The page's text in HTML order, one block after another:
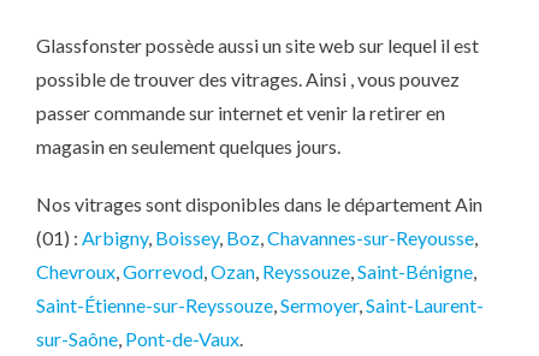
Glassfonster possède aussi un site web sur lequel il est
possible de trouver des vitrages. Ainsi , vous pouvez
passer commande sur internet et venir la retirer en
magasin en seulement quelques jours.
Nos vitrages sont disponibles dans le département Ain
(01) : Arbigny, Boissey, Boz, Chavannes-sur-Reyousse,
Chevroux, Gorrevod, Ozan, Reyssouze, Saint-Bénigne,
Saint-Étienne-sur-Reyssouze, Sermoyer, Saint-Laurent-
sur-Saône, Pont-de-Vaux.